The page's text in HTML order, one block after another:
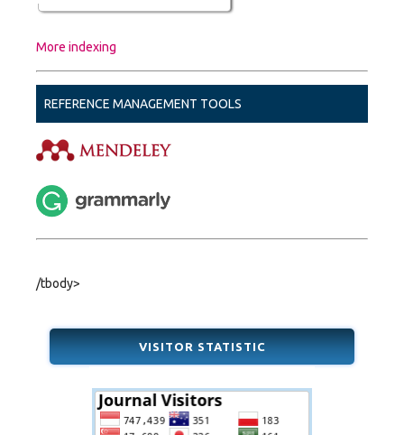
More indexing
REFERENCE MANAGEMENT TOOLS
/tbody>
VISITOR STATISTIC